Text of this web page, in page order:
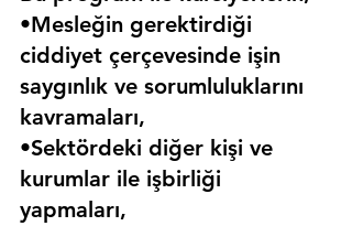
•Mesleğin gerektirdiği
ciddiyet çerçevesinde işin
saygınlık ve sorumluluklarını
kavramaları,
•Sektördeki diğer kişi ve
kurumlar ile işbirliği
yapmaları,